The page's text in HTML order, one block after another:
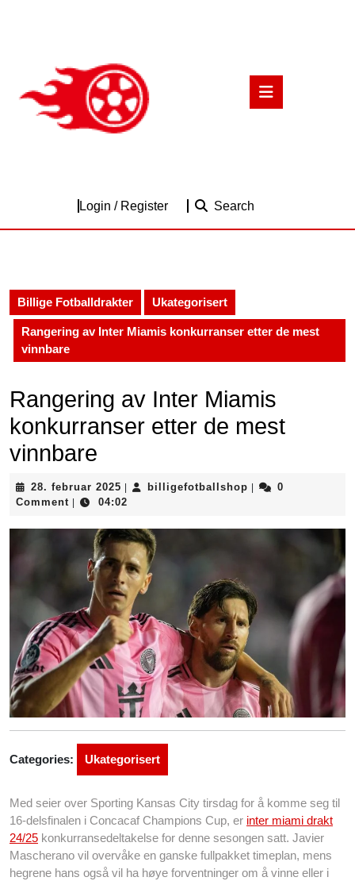
Login / RegisterLogin
Search
Billige Fotballdrakter Ukategorisert
Rangering av Inter Miamis konkurranser etter de mest
vinnbare
Rangering av Inter Miamis
konkurranser etter de mest
vinnbare
28. februar 2025 28.
februar
billigefotballshop billigefotballshop
0
Comment
04:02
Categories: Ukategorisert
Med seier over Sporting Kansas City tirsdag for å komme seg til
16-delsfinalen i Concacaf Champions Cup, er inter miami drakt
24/25 konkurransedeltakelse for denne sesongen satt. Javier
Mascherano vil overvåke en ganske fullpakket timeplan, mens
hegrene hans også vil ha høye forventninger om å vinne eller i